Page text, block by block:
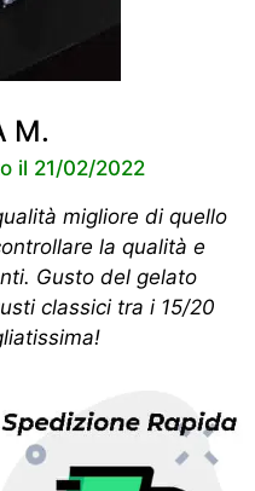
M.
il 21/02/2022
migliore di quello
la qualità e
Gusto del gelato
classici tra i 15/20